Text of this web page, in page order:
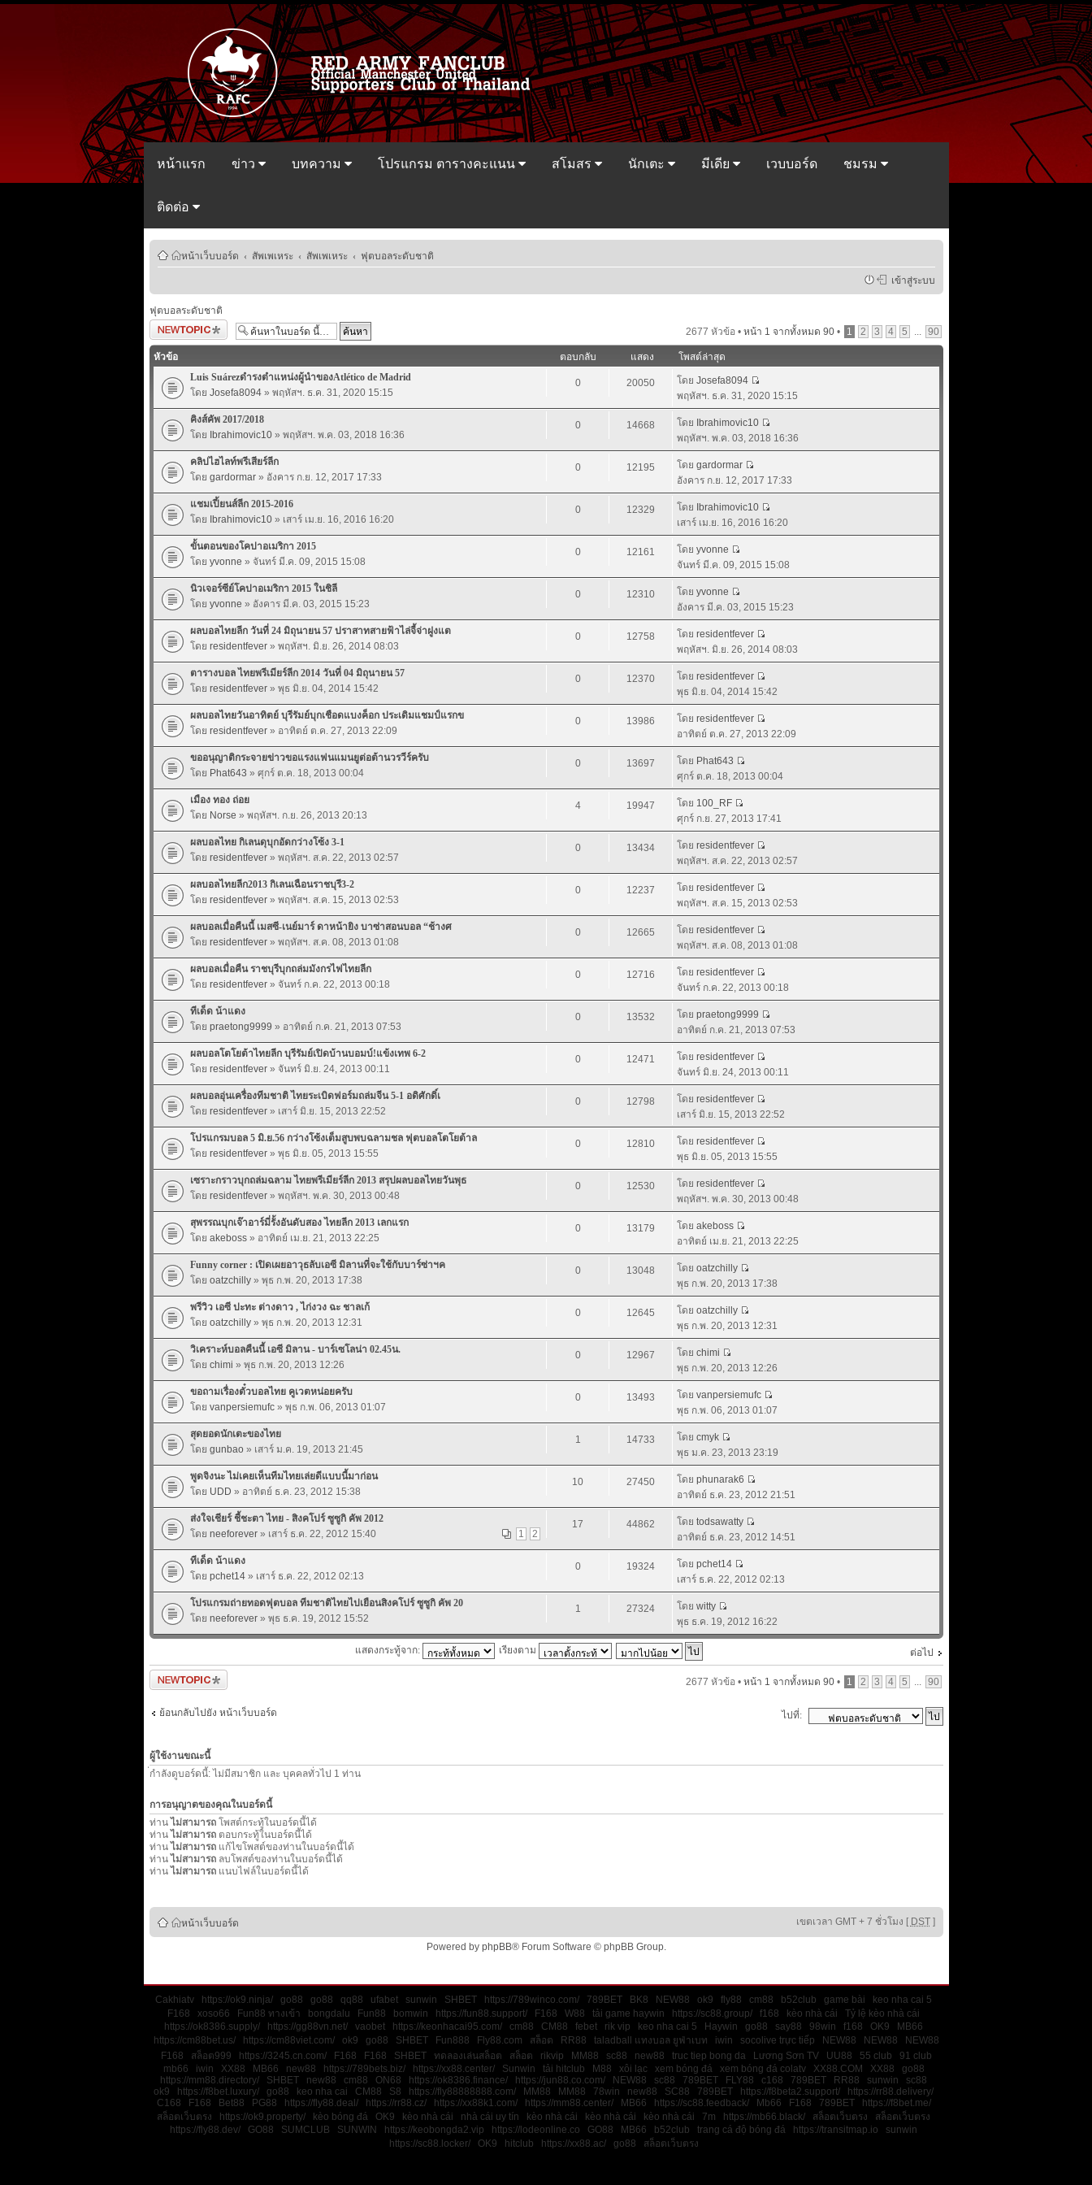
หน้าแรก ข่าว บทความ โปรแกรม ตารางคะแนน สโมสร นักเตะ มีเดีย เวบบอร์ด ชมรม
ติดต่อ
หน้าเว็บบอร์ด ‹ สัพเพเหระ ‹ สัพเพเหระ ‹ ฟุตบอลระดับชาติ
เข้าสู่ระบบ
ฟุตบอลระดับชาติ
ตั้งกระทู้ใหม่
2677 หัวข้อ • หน้า 1 จากทั้งหมด 90• 1 2 3 4 5 ... 90
หัวข้อ ตอบกลับ แสดง
โพสต์ล่าสุด
Luis Suárezดำรงตำแหน่งผู้นำของAtlético de Madrid
โดย Josefa8094» พฤหัสฯ. ธ.ค. 31, 2020 15:15
0 20050 โดย Josefa8094
พฤหัสฯ. ธ.ค. 31, 2020 15:15
คิงส์คัพ 2017/2018
โดย Ibrahimovic10» พฤหัสฯ. พ.ค. 03, 2018 16:36
0 14668 โดย Ibrahimovic10
พฤหัสฯ. พ.ค. 03, 2018 16:36
คลิปไฮไลท์พรีเสียร์ลีก
โดย gardormar» อังคาร ก.ย. 12, 2017 17:33
0 12195 โดย gardormar
อังคาร ก.ย. 12, 2017 17:33
แชมเปี้ยนส์ลีก 2015-2016
โดย Ibrahimovic10» เสาร์ เม.ย. 16, 2016 16:20
0 12329 โดย Ibrahimovic10
เสาร์ เม.ย. 16, 2016 16:20
ขั้นตอนของโคปาอเมริกา 2015
โดย yvonne » จันทร์ มี.ค. 09, 2015 15:08
0 12161 โดย yvonne
จันทร์ มี.ค. 09, 2015 15:08
นิวเจอร์ซีย์โคปาอเมริกา 2015 ในชิลี
โดย yvonne » อังคาร มี.ค. 03, 2015 15:23
0 12310 โดย yvonne
อังคาร มี.ค. 03, 2015 15:23
ผลบอลไทยลีก วันที่ 24 มิถุนายน 57 ปราสาทสายฟ้าไล่จี้จ่าฝูงแต
โดย residentfever» พฤหัสฯ. มิ.ย. 26, 2014 08:03
0 12758 โดย residentfever
พฤหัสฯ. มิ.ย. 26, 2014 08:03
ตารางบอล ไทยพรีเมียร์ลีก 2014 วันที่ 04 มิถุนายน 57
โดย residentfever» พุธ มิ.ย. 04, 2014 15:42
0 12370 โดย residentfever
พุธ มิ.ย. 04, 2014 15:42
ผลบอลไทยวันอาทิตย์ บุรีรัมย์บุกเชือดแบงค็อก ประเดิมแชมป์แรกข
โดย residentfever» อาทิตย์ ต.ค. 27, 2013 22:09
0 13986 โดย residentfever
อาทิตย์ ต.ค. 27, 2013 22:09
ขออนุญาติกระจายข่าวขอแรงแฟนแมนยูต่อต้านวรวีร์ครับ
โดย Phat643 » ศุกร์ ต.ค. 18, 2013 00:04
0 13697 โดย Phat643
ศุกร์ ต.ค. 18, 2013 00:04
เมือง ทอง ถ่อย
โดย Norse » พฤหัสฯ. ก.ย. 26, 2013 20:13
4 19947 โดย 100_RF
ศุกร์ ก.ย. 27, 2013 17:41
ผลบอลไทย กิเลนดุบุกอัดกว่างโซ้ง 3-1
โดย residentfever» พฤหัสฯ. ส.ค. 22, 2013 02:57
0 13434 โดย residentfever
พฤหัสฯ. ส.ค. 22, 2013 02:57
ผลบอลไทยลีก2013 กิเลนเฉือนราชบุรี3-2
โดย residentfever» พฤหัสฯ. ส.ค. 15, 2013 02:53
0 12237 โดย residentfever
พฤหัสฯ. ส.ค. 15, 2013 02:53
ผลบอลเมื่อคืนนี้ เมสซี-เนย์มาร์ ดาหน้ายิง บาซ่าสอนบอล “ช้างศ
โดย residentfever» พฤหัสฯ. ส.ค. 08, 2013 01:08
0 12665 โดย residentfever
พฤหัสฯ. ส.ค. 08, 2013 01:08
ผลบอลเมื่อคืน ราชบุรีบุกถล่มมังกรไฟไทยลีก
โดย residentfever» จันทร์ ก.ค. 22, 2013 00:18
0 12716 โดย residentfever
จันทร์ ก.ค. 22, 2013 00:18
ทีเด็ด น้าแดง
โดย praetong9999 » อาทิตย์ ก.ค. 21, 2013 07:53
0 13532 โดย praetong9999
อาทิตย์ ก.ค. 21, 2013 07:53
ผลบอลโตโยต้าไทยลีก บุรีรัมย์เปิดบ้านบอมบ์!แข้งเทพ 6-2
โดย residentfever» จันทร์ มิ.ย. 24, 2013 00:11
0 12471 โดย residentfever
จันทร์ มิ.ย. 24, 2013 00:11
ผลบอลอุ่นเครื่องทีมชาติ ไทยระเบิดฟอร์มถล่มจีน 5-1 อดิศักดิ์เ
โดย residentfever» เสาร์ มิ.ย. 15, 2013 22:52
0 12798 โดย residentfever
เสาร์ มิ.ย. 15, 2013 22:52
โปรแกรมบอล 5 มิ.ย.56 กว่างโซ้งเต็มสูบพบฉลามชล ฟุตบอลโตโยต้าล
โดย residentfever» พุธ มิ.ย. 05, 2013 15:55
0 12810 โดย residentfever
พุธ มิ.ย. 05, 2013 15:55
เซราะกราวบุกถล่มฉลาม ไทยพรีเมียร์ลีก 2013 สรุปผลบอลไทยวันพุธ
โดย residentfever» พฤหัสฯ. พ.ค. 30, 2013 00:48
0 12530 โดย residentfever
พฤหัสฯ. พ.ค. 30, 2013 00:48
สุพรรณบุกเจ๊าอาร์มี่รั้งอันดับสอง ไทยลีก 2013 เลกแรก
โดย akeboss» อาทิตย์ เม.ย. 21, 2013 22:25
0 13179 โดย akeboss
อาทิตย์ เม.ย. 21, 2013 22:25
Funny corner : เปิดเผยอาวุธลับเอซี มิลานที่จะใช้กับบาร์ซ่าฯค
โดย oatzchilly» พุธ ก.พ. 20, 2013 17:38
0 13048 โดย oatzchilly
พุธ ก.พ. 20, 2013 17:38
พรีวิว เอซี ปะทะ ต่างดาว , ไก่งวง ฉะ ชาลเก้
โดย oatzchilly» พุธ ก.พ. 20, 2013 12:31
0 12645 โดย oatzchilly
พุธ ก.พ. 20, 2013 12:31
วิเคราะห์บอลคืนนี้ เอซี มิลาน - บาร์เซโลน่า 02.45น.
โดย chimi » พุธ ก.พ. 20, 2013 12:26
0 12967 โดย chimi
พุธ ก.พ. 20, 2013 12:26
ขอถามเรื่องตั๋วบอลไทย คูเวตหน่อยครับ
โดย vanpersiemufc» พุธ ก.พ. 06, 2013 01:07
0 13493 โดย vanpersiemufc
พุธ ก.พ. 06, 2013 01:07
สุดยอดนักเตะของไทย
โดย gunbao » เสาร์ ม.ค. 19, 2013 21:45
1 14733 โดย cmyk
พุธ ม.ค. 23, 2013 23:19
พูดจิงนะ ไม่เคยเห็นทีมไทยเล่ยดีแบบนี้มาก่อน
โดย UDD » อาทิตย์ ธ.ค. 23, 2012 15:38
10 27450 โดย phunarak6
อาทิตย์ ธ.ค. 23, 2012 21:51
ส่งใจเชียร์ ชี้ชะตา ไทย - สิงคโปร์ ซูซูกิ คัพ 2012
1
2
โดย neeforever» เสาร์ ธ.ค. 22, 2012 15:40
17 44862 โดย todsawatty
อาทิตย์ ธ.ค. 23, 2012 14:51
ทีเด็ด น้าแดง
โดย pchet14» เสาร์ ธ.ค. 22, 2012 02:13
0 19324 โดย pchet14
เสาร์ ธ.ค. 22, 2012 02:13
โปรแกรมถ่ายทอดฟุตบอล ทีมชาติไทยไปเยือนสิงคโปร์ ซูซูกิ คัพ 20
โดย neeforever» พุธ ธ.ค. 19, 2012 15:52
1 27324 โดย witty
พุธ ธ.ค. 19, 2012 16:22
ต่อไป
แสดงกระทู้จาก: เรียงตาม
ตั้งกระทู้ใหม่ 2677 หัวข้อ • หน้า 1 จากทั้งหมด 90• 1 2 3 4 5 ... 90
ย้อนกลับไปยัง หน้าเว็บบอร์ด ไปที่:
ผู้ใช้งานขณะนี้
่กำลังดูบอร์ดนี้: ไม่มีสมาชิก และ บุคคลทั่วไป 1 ท่าน
การอนุญาตของคุณในบอร์ดนี้
ท่าน ไม่สามารถโพสต์กระทู้ในบอร์ดนี้ได้
ท่าน ไม่สามารถตอบกระทู้ในบอร์ดนี้ได้
ท่าน ไม่สามารถแก้ไขโพสต์ของท่านในบอร์ดนี้ได้
ท่าน ไม่สามารถลบโพสต์ของท่านในบอร์ดนี้ได้
ท่าน ไม่สามารถแนบไฟล์ในบอร์ดนี้ได้
หน้าเว็บบอร์ด เขตเวลา GMT + 7 ชั่วโมง [ DST]
Powered by phpBB® Forum Software © phpBB Group.
Cakhiatv https://ok9.ninja/ go88 go88 qq88 ufabet sunwin SHBET https://789winco.com/ 789BET BK8 NEW88 ok9 fly88 cm88 b52club game bài
keo nha cai 5
F168
xoso66 Fun88 ทางเข้า bongdalu Fun88 bomwin https://fun88.support/ F168 W88 tải game haywin https://sc88.group/ f168 kèo nhà cái
Tỷ lệ kèo nhà cái
https://ok8386.supply/
https://gg88vn.net/ vaobet https://keonhacai95.com/ cm88 CM88 febet rik vip keo nha cai 5 Haywin go88 say88 98win f168 OK9
MB66
https://cm88bet.us/
https://cm88viet.com/ ok9 go88 SHBET Fun888 Fly88.com สล็อต RR88 taladball แทงบอล ยูฟ่าเบท iwin socolive trực tiếp NEW88 NEW88
NEW88
F168
สล็อต999 https://3245.cn.com/ F168 F168 SHBET ทดลองเล่นสล็อต สล็อต rikvip MM88 sc88 new88 truc tiep bong da Lương Sơn TV UU88 55 club
91 club
mb66
iwin XX88 MB66 new88 https://789bets.biz/ https://xx88.center/ Sunwin tải hitclub M88 xôi lạc xem bóng đá xem bóng đá colatv XX88.COM XX88
go88
https://mm88.directory/
SHBET new88 cm88 ON68 https://ok8386.finance/ https://jun88.co.com/ NEW88 sc88 789BET FLY88 c168 789BET RR88 sunwin
sc88
ok9
https://f8bet.luxury/ go88 keo nha cai CM88 S8 https://fly88888888.com/ MM88 MM88 78win new88 SC88 789BET https://f8beta2.support/
https://rr88.delivery/
C168
F168 Bet88 PG88 https://fly88.deal/ https://rr88.cz/ https://xx88k1.com/ https://mm88.center/ MB66 https://sc88.feedback/ Mb66 F168 789BET
https://f8bet.me/
สล็อตเว็บตรง
https://ok9.property/ kèo bóng đá OK9 kèo nhà cái nhà cái uy tín kèo nhà cái kèo nhà cái kèo nhà cái 7m https://mb66.black/ สล็อตเว็บตรง
สล็อตเว็บตรง
https://fly88.dev/
GO88 SUMCLUB SUNWIN https://keobongda2.vip https://lodeonline.co GO88 MB66 b52club trang cá độ bóng đá https://transitmap.io
sunwin
https://sc88.locker/
OK9 hitclub https://xx88.ac/ go88 สล็อตเว็บตรง